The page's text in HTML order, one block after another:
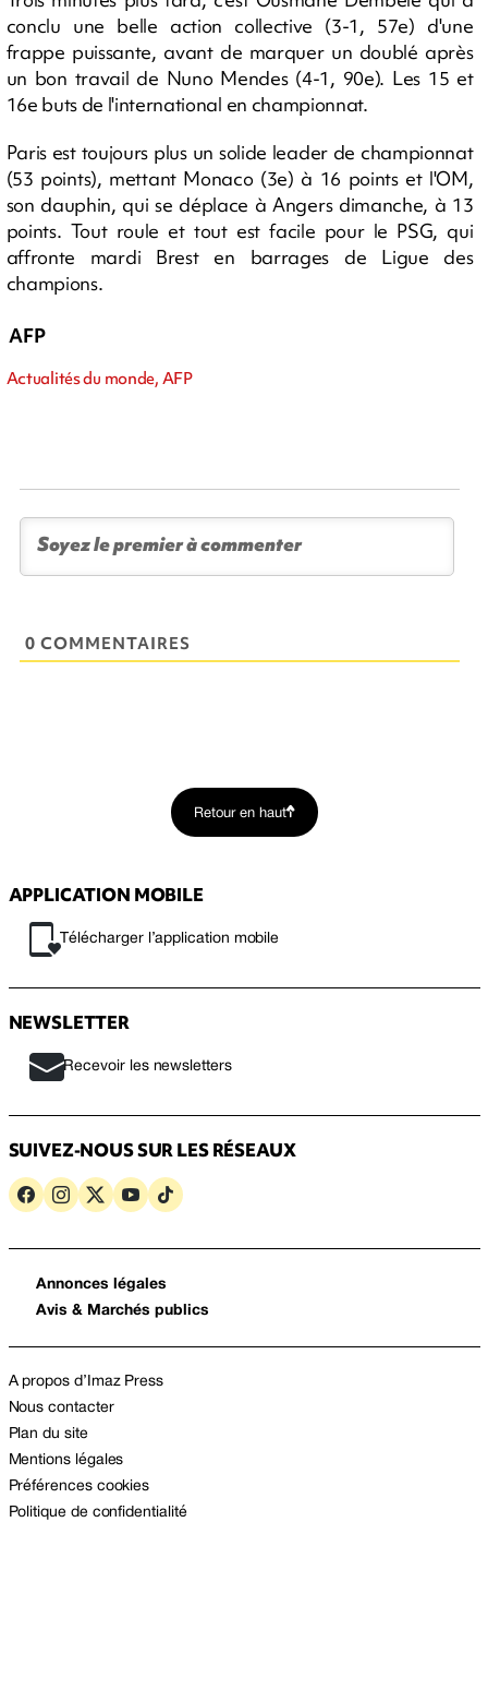
conclu une belle action collective (3-1, 57e) d'une
frappe puissante, avant de marquer un doublé après
un bon travail de Nuno Mendes (4-1, 90e). Les 15 et
16e buts de l'international en championnat.
Paris est toujours plus un solide leader de championnat
(53 points), mettant Monaco (3e) à 16 points et l'OM,
son dauphin, qui se déplace à Angers dimanche, à 13
points. Tout roule et tout est facile pour le PSG, qui
affronte mardi Brest en barrages de Ligue des
champions.
AFP
Actualités du monde, AFP
0 COMMENTAIRES
Retour en haut
APPLICATION MOBILE
Télécharger l’application mobile
NEWSLETTER
Recevoir les newsletters
SUIVEZ-NOUS SUR LES RÉSEAUX
Annonces légales
Avis & Marchés publics
A propos d’Imaz Press
Nous contacter
Plan du site
Mentions légales
Préférences cookies
Politique de confidentialité